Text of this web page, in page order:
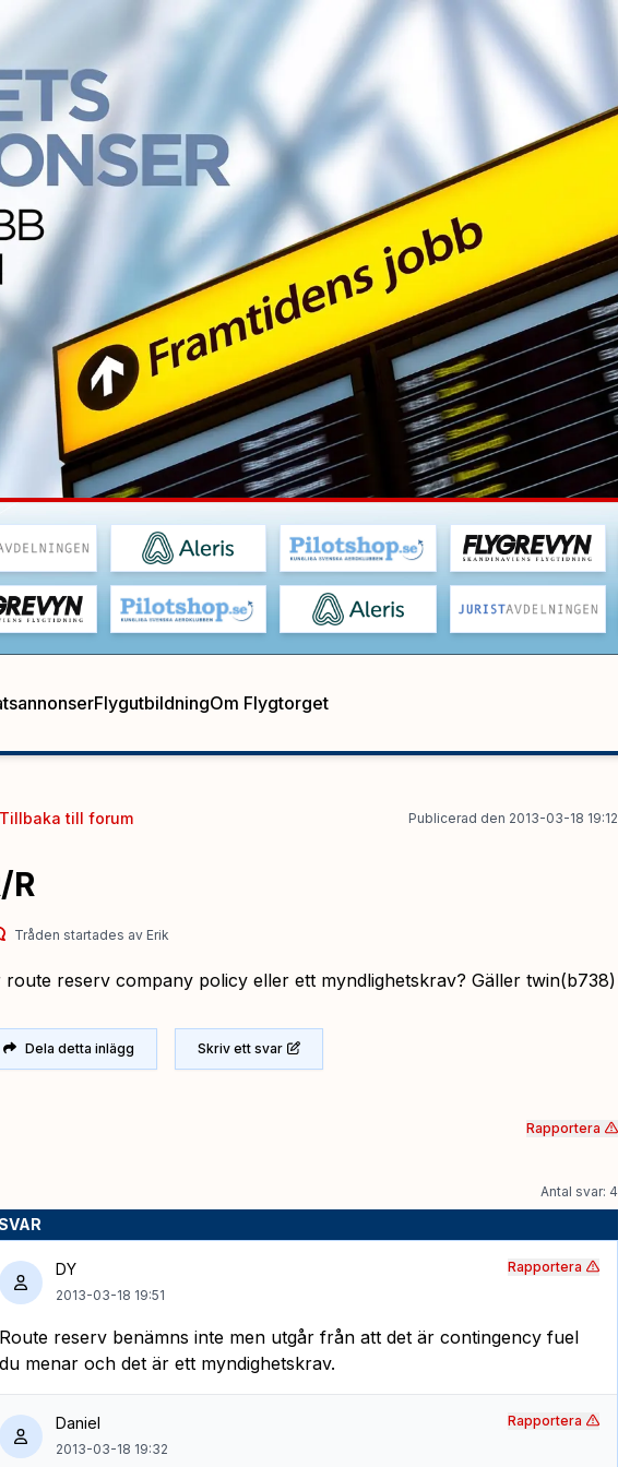
FlygutbildningOm Flygtorget
Tillbaka till forum Publicerad den 2013-03-18 19:12
R
Tråden startades av Erik
route reserv company policy eller ett myndlighetskrav? Gäller twin(b738)
Dela detta inlägg Skriv ett svar
Rapportera
Antal svar: 4
DY
2013-03-18 19:51
Route reserv benämns inte men utgår från att det är contingency fuel
du menar och det är ett myndighetskrav.
Rapportera
Daniel
2013-03-18 19:32
Rapportera